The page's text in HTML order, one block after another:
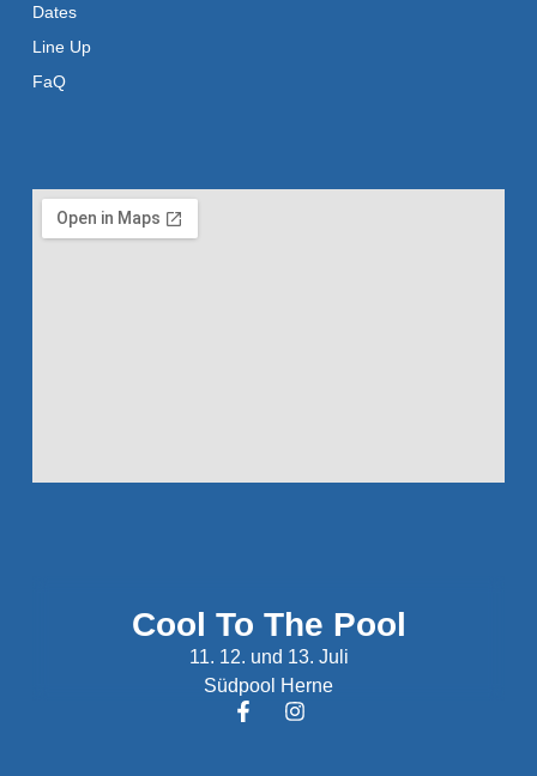
Cool To The Pool
11. 12. und 13. Juli
Südpool Herne
Dates
Line Up
FaQ